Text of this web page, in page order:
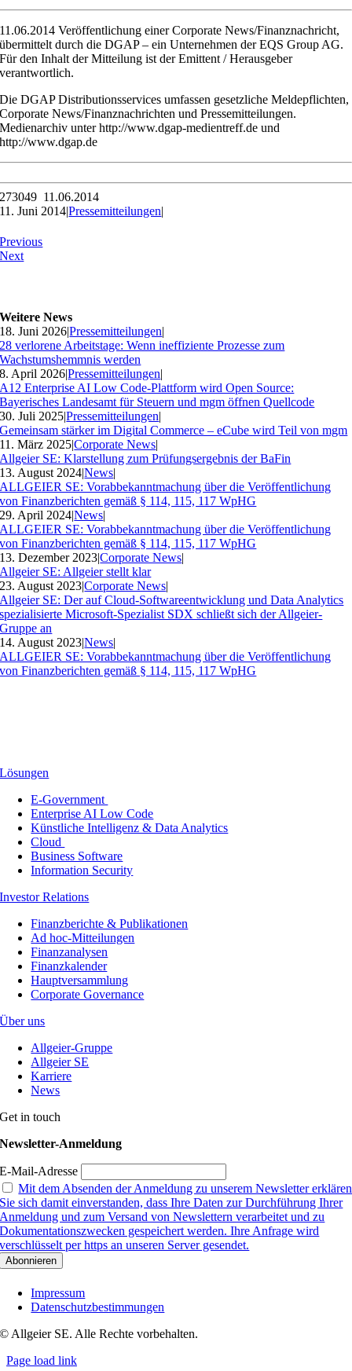
11.06.2014 Veröffentlichung einer Corporate News/Finanznachricht,
übermittelt durch die DGAP – ein Unternehmen der EQS Group AG.
Für den Inhalt der Mitteilung ist der Emittent / Herausgeber
verantwortlich.
Die DGAP Distributionsservices umfassen gesetzliche Meldepflichten,
Corporate News/Finanznachrichten und Pressemitteilungen.
Medienarchiv unter http://www.dgap-medientreff.de und
http://www.dgap.de
273049 11.06.2014
11. Juni 2014|Pressemitteilungen|
Previous
Next
Weitere News
18. Juni 2026|Pressemitteilungen|
28 verlorene Arbeitstage: Wenn ineffiziente Prozesse zum
Wachstumshemmnis werden
8. April 2026|Pressemitteilungen|
A12 Enterprise AI Low Code-Plattform wird Open Source:
Bayerisches Landesamt für Steuern und mgm öffnen Quellcode
30. Juli 2025|Pressemitteilungen|
Gemeinsam stärker im Digital Commerce – eCube wird Teil von mgm
11. März 2025|Corporate News|
Allgeier SE: Klarstellung zum Prüfungsergebnis der BaFin
13. August 2024|News|
ALLGEIER SE: Vorabbekanntmachung über die Veröffentlichung
von Finanzberichten gemäß § 114, 115, 117 WpHG
29. April 2024|News|
ALLGEIER SE: Vorabbekanntmachung über die Veröffentlichung
von Finanzberichten gemäß § 114, 115, 117 WpHG
13. Dezember 2023|Corporate News|
Allgeier SE: Allgeier stellt klar
23. August 2023|Corporate News|
Allgeier SE: Der auf Cloud-Softwareentwicklung und Data Analytics
spezialisierte Microsoft-Spezialist SDX schließt sich der Allgeier-
Gruppe an
14. August 2023|News|
ALLGEIER SE: Vorabbekanntmachung über die Veröffentlichung
von Finanzberichten gemäß § 114, 115, 117 WpHG
Lösungen
E-Government
Enterprise AI Low Code
Künstliche Intelligenz & Data Analytics
Cloud
Business Software
Information Security
Investor Relations
Finanzberichte & Publikationen
Ad hoc-Mitteilungen
Finanzanalysen
Finanzkalender
Hauptversammlung
Corporate Governance
Über uns
Allgeier-Gruppe
Allgeier SE
Karriere
News
Get in touch
Newsletter-Anmeldung
E-Mail-Adresse
Mit dem Absenden der Anmeldung zu unserem Newsletter erklären
Sie sich damit einverstanden, dass Ihre Daten zur Durchführung Ihrer
Anmeldung und zum Versand von Newslettern verarbeitet und zu
Dokumentationszwecken gespeichert werden. Ihre Anfrage wird
verschlüsselt per https an unseren Server gesendet.
Impressum
Datenschutzbestimmungen
© Allgeier SE. Alle Rechte vorbehalten.
Page load link